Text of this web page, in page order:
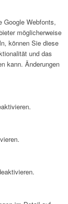
Google Webfonts,
möglicherweise
können Sie diese
und das
kann. Änderungen